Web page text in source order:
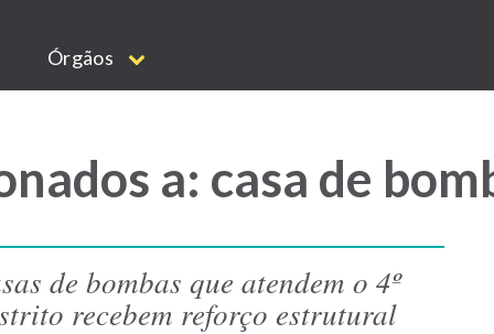
Órgãos
a: casa de
de bombas que atendem o 4º
recebem reforço estrutural